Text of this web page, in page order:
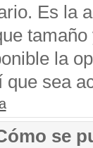
Es la
la
que sea
se